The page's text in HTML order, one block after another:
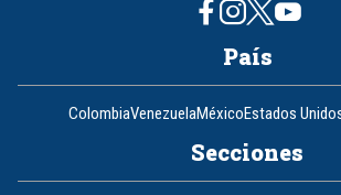
País
ColombiaVenezuelaMéxicoEstados
Secciones